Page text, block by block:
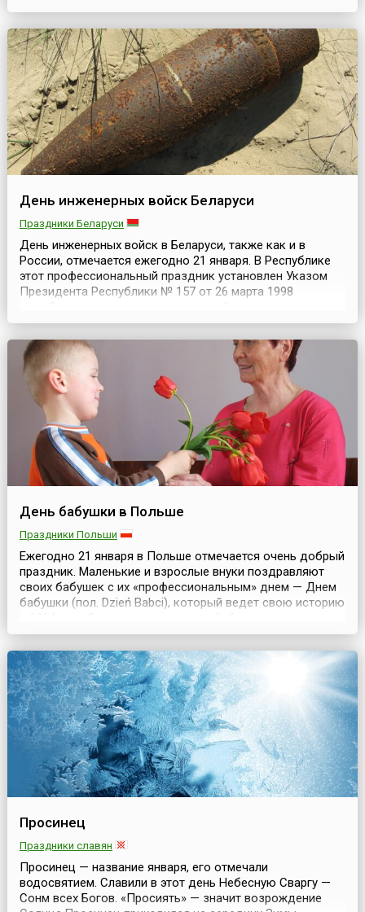
Вооружён...
День инженерных войск Беларуси
Праздники Беларуси
День инженерных войск в Беларуси, также как и в
России, отмечается ежегодно 21 января. В Республике
этот профессиональный праздник установлен Указом
Президента Республики № 157 от 26 марта 1998
времени Петра I, когда он своим Указом от 21 января
1701 года создал в Москве «Школу пушкарского
приказа», в которой готовили офицеров артиллерии и
военных и...
День бабушки в Польше
Праздники Польши
Ежегодно 21 января в Польше отмечается очень добрый
праздник. Маленькие и взрослые внуки поздравляют
своих бабушек с их «профессиональным» днем — Днем
бабушки (пол. Dzień Babci), который ведет свою историю
поспособствовал женский еженедельник Kobieta i Życie,
идея прижилась, и дата с каждым годом становилась
все популярнее.В результате опроса обществ...
Просинец
Праздники славян
Просинец — название января, его отмечали
водосвятием. Славили в этот день Небесную Сваргу —
Сонм всех Богов. «Просиять» — значит возрождение